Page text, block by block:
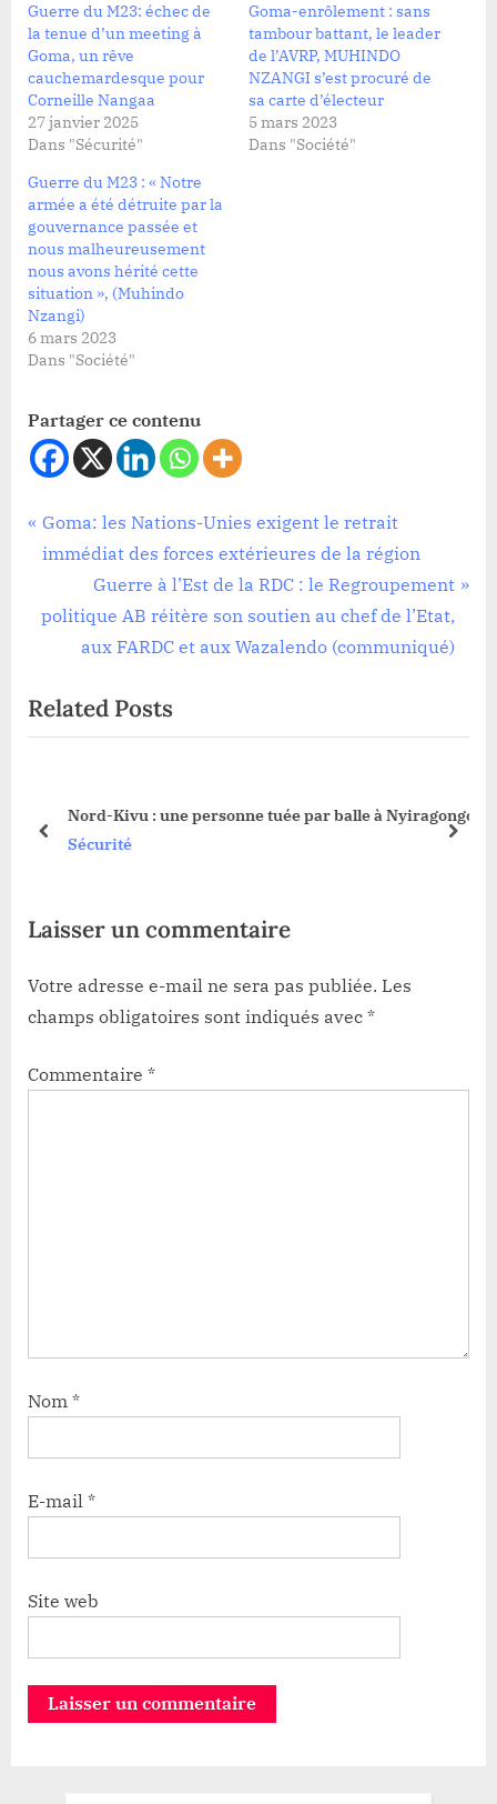
Guerre du M23: échec de
la tenue d’un meeting à
Goma, un rêve
cauchemardesque pour
Corneille Nangaa
27 janvier 2025
Dans "Sécurité"
Goma-enrôlement : sans
tambour battant, le leader
de l’AVRP, MUHINDO
NZANGI s’est procuré de
sa carte d’électeur
5 mars 2023
Dans "Société"
Guerre du M23 : « Notre
armée a été détruite par la
gouvernance passée et
nous malheureusement
nous avons hérité cette
situation », (Muhindo
Nzangi)
6 mars 2023
Dans "Société"
Partager ce contenu
Sécurité
Navigation
l’article
P
r
v
u
s
s
Goma: les Nations-Unies exigent le retrait
immédiat des forces extérieures de la région
N
e
x
P
o
Guerre à l’Est de la RDC : le Regroupement
politique AB réitère son soutien au chef de l’Etat,
aux FARDC et aux Wazalendo (communiqué)
Related Posts
Nord-Kivu : une personne tuée par balle à Nyiragongo
Sécurité
prev next
Laisser un commentaire
Votre adresse e-mail ne sera pas publiée. Les
champs obligatoires sont indiqués avec *
Commentaire *
Nom *
E-mail *
Site web